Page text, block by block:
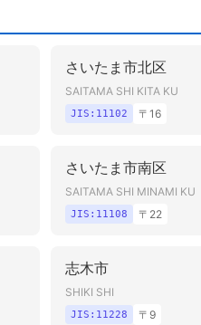
さいたま市北区
SAITAMA SHI KITA KU
JIS: 11102 〒16
さいたま市南区
SAITAMA SHI MINAMI KU
JIS: 11108 〒 22
志木市
SHIKI SHI
JIS: 11228 〒9